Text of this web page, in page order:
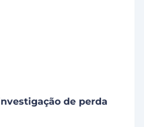
de perda